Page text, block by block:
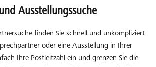
Ausstellungssuche
finden Sie schnell und unkompliziert
oder eine Ausstellung in Ihrer
Ihre Postleitzahl ein und grenzen Sie die